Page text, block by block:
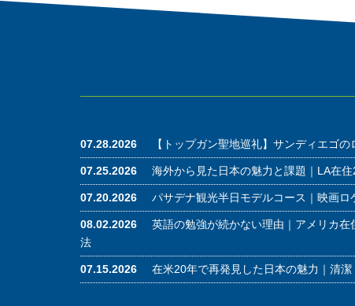
07.28.2026 【トップガン聖地巡礼】サンディエゴ
07.25.2026 海外から見た日本の魅力と課題｜LA在
07.20.2026 パサデナ観光半日モデルコース｜映画
08.02.2026
英語の勉強が続かない理由｜アメリカ
法
07.15.2026 在米20年で再発見した日本の魅力｜清